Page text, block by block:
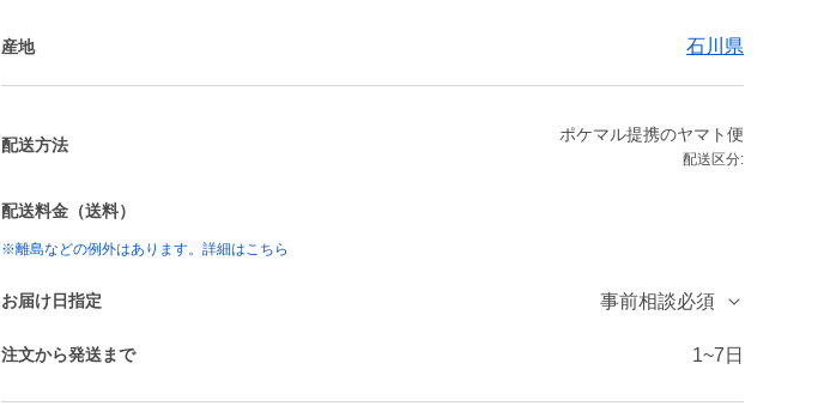
産地 石川県
配送方法
ポケマル提携のヤマト便
配送区分:
配送料金（送料）
※離島などの例外はあります。詳細はこちら
お届け日指定 事前相談必須
注文から発送まで 1~7日